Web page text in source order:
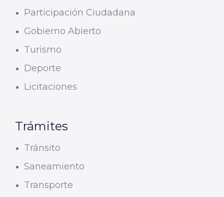
Participación Ciudadana
Gobierno Abierto
Turismo
Deporte
Licitaciones
Trámites
Tránsito
Saneamiento
Transporte